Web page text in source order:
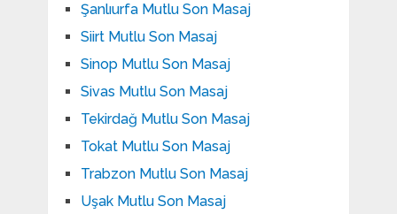
Şanlıurfa Mutlu Son Masaj
Siirt Mutlu Son Masaj
Sinop Mutlu Son Masaj
Sivas Mutlu Son Masaj
Tekirdağ Mutlu Son Masaj
Tokat Mutlu Son Masaj
Trabzon Mutlu Son Masaj
Uşak Mutlu Son Masaj